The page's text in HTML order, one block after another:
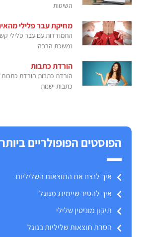
השיטות
מחיקת עבר פלילי
התמודדות עם עבר פלילי
נמשכת הרבה
הורדת כתבות
הורדת כתבות הורדת
כתבות ישנות
הפוסטים הפופולריים ביותר
איך לנצח את התוצאות השליליות
איך להסיר שיימינג מגוגל
תיקון מוניטין שלילי
הסרת תוצאות שליליות בגוגל